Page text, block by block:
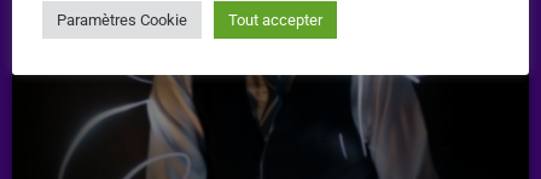
Paramètres Cookie Tout accepter